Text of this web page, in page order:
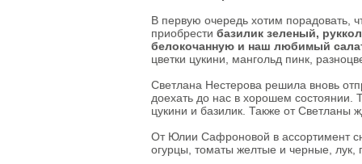
Овощи сушеные
Семена
Молоко
Кефир
Сметана
Йогурт
Ряженка
Кисломолочные
продукты
Творог
В первую очередь хотим порадовать,
приобрести базилик зеленый,
белокочанную и наш любимый
цветки цукини, мангольд пинк,
Светлана Нестерова решила вновь
доехать до нас в хорошем состоянии.
цукини и базилик. Также от Светланы
От Юлии Сафроновой в ассортимент
огурцы, томаты желтые и черные, лук,